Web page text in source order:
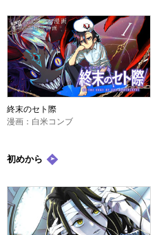
終末のセト際
漫画：白米コンブ
初めから